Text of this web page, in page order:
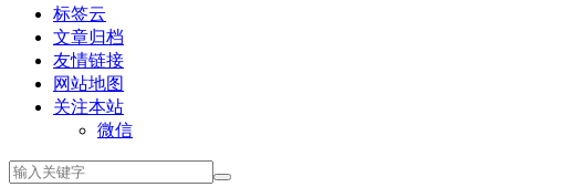
标签云
文章归档
友情链接
网站地图
关注本站
微信